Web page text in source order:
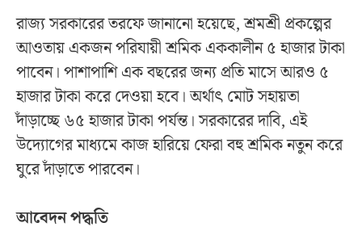
রাজ্য সরকারের তরফে জানানো হয়েছে, শ্রমশ্রী প্রকল্পের
আওতায় একজন পরিযায়ী শ্রমিক এককালীন ৫ হাজার টাকা
পাবেন। পাশাপাশি এক বছরের জন্য প্রতি মাসে আরও ৫
হাজার টাকা করে দেওয়া হবে। অর্থাৎ মোট সহায়তা
দাঁড়াচ্ছে ৬৫ হাজার টাকা পর্যন্ত। সরকারের দাবি, এই
উদ্যোগের মাধ্যমে কাজ হারিয়ে ফেরা বহু শ্রমিক নতুন করে
ঘুরে দাঁড়াতে পারবেন।
আবেদন পদ্ধতি